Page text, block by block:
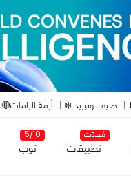
صيف وتبريد ❄️ أزمة الرامات🔴
مُحدّث
تطبيقات
5/10
توب